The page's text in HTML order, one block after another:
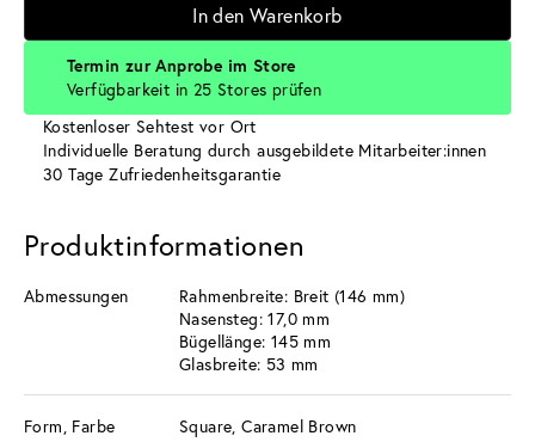
In den Warenkorb
Termin zur Anprobe im Store
Verfügbarkeit in 25 Stores prüfen
Kostenloser Sehtest vor Ort
Individuelle Beratung durch ausgebildete Mitarbeiter:innen
30 Tage Zufriedenheitsgarantie
Produktinformationen
Abmessungen
Rahmenbreite: Breit (146 mm)
Nasensteg: 17,0 mm
Bügellänge: 145 mm
Glasbreite: 53 mm
Form, Farbe Square, Caramel Brown